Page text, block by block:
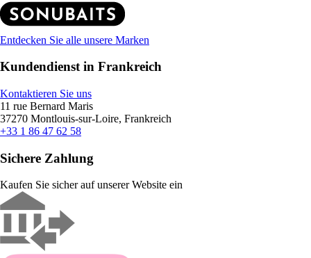
Entdecken Sie alle unsere Marken
Kundendienst in Frankreich
Kontaktieren Sie uns
11 rue Bernard Maris
37270 Montlouis-sur-Loire, Frankreich
+33 1 86 47 62 58
Sichere Zahlung
Kaufen Sie sicher auf unserer Website ein